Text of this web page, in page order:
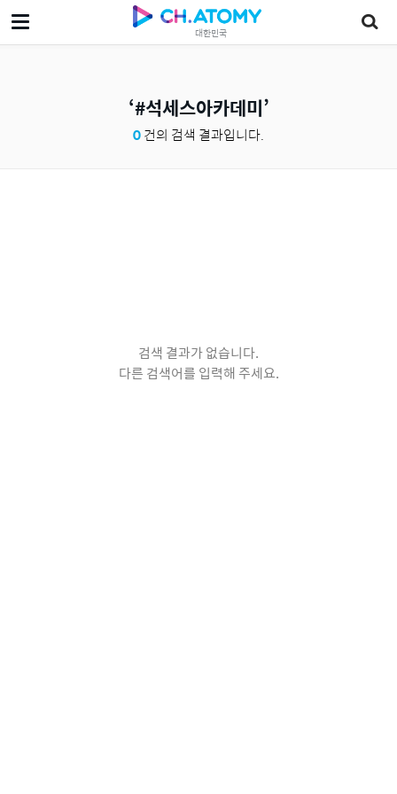
대한민국
#석세스아카데미
0건의 검색 결과입니다.
검색 결과가 없습니다.
다른 검색어를 입력해 주세요.